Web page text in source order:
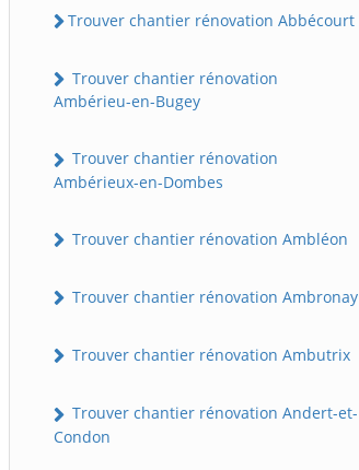
Trouver chantier rénovation Abbécourt
Trouver chantier rénovation
Ambérieu-en-Bugey
Trouver chantier rénovation
Ambérieux-en-Dombes
Trouver chantier rénovation Ambléon
Trouver chantier rénovation Ambronay
Trouver chantier rénovation Ambutrix
Trouver chantier rénovation Andert-et-
Condon